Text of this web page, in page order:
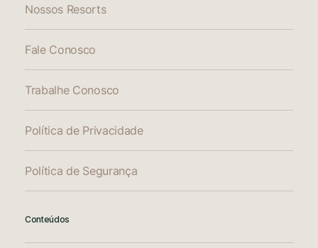
Nossos Resorts
Fale Conosco
Trabalhe Conosco
Política de Privacidade
Política de Segurança
Conteúdos